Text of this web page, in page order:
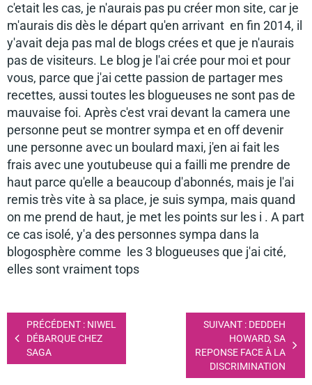
c'etait les cas, je n'aurais pas pu créer mon site, car je
m'aurais dis dès le départ qu'en arrivant en fin 2014, il
y'avait deja pas mal de blogs crées et que je n'aurais
pas de visiteurs. Le blog je l'ai crée pour moi et pour
vous, parce que j'ai cette passion de partager mes
recettes, aussi toutes les blogueuses ne sont pas de
mauvaise foi. Après c'est vrai devant la camera une
personne peut se montrer sympa et en off devenir
une personne avec un boulard maxi, j'en ai fait les
frais avec une youtubeuse qui a failli me prendre de
haut parce qu'elle a beaucoup d'abonnés, mais je l'ai
remis très vite à sa place, je suis sympa, mais quand
on me prend de haut, je met les points sur les i . A part
ce cas isolé, y'a des personnes sympa dans la
blogosphère comme les 3 blogueuses que j'ai cité,
elles sont vraiment tops
PRÉCÉDENT : NIWEL
DÉBARQUE CHEZ
SAGA
SUIVANT : DEDDEH
HOWARD, SA
REPONSE FACE À LA
DISCRIMINATION